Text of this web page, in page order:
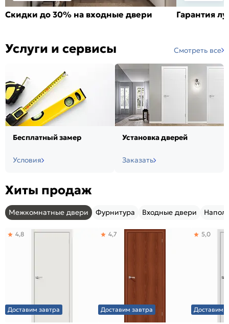
Скидки до 30% на входные двери Гарантия
Услуги и сервисы Смотреть все
Бесплатный замер
Условия
Установка дверей
Заказать
Хиты продаж
Межкомнатные двери Фурнитура Входные двери
Доставим завтра
4,8
Доставим завтра
4,7
Доставим
5,0